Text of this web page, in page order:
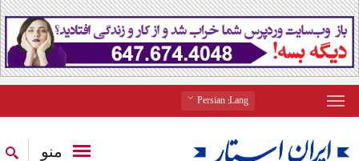
Lang
: Persian
منو